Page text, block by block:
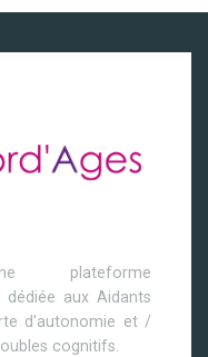
plateforme
aux Aidants
d'autonomie et /
cognitifs.